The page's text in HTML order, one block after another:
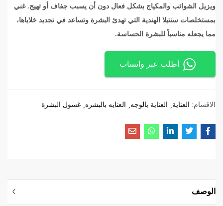
ويزيل الشوائب والمكياج بشكل فعال دون أن يسبب جفاف أو تهيج. غني
بمستخلصات سنتيلا الهندية التي تهدئ البشرة وتساعد في تجديد خلاياها،
مما يجعله مناسباً للبشرة الحساسة.
أطلب عبر واتساب
الاقسام: العناية العناية بالوجه العنايه بالبشره غسول البشرة
الوصف